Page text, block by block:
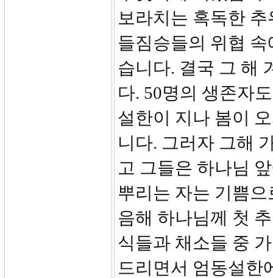
보라치는 혹독한
들짐승들의 위협
습니다. 결국 그 해
다. 50명의 생존자
설한이 지나 봄이
니다. 그러자 그해
고 그들은 하나님
뿌리는 자는 기쁨
음해 하나님께 첫
식들과 채소들 중
드리면서 엄동설한